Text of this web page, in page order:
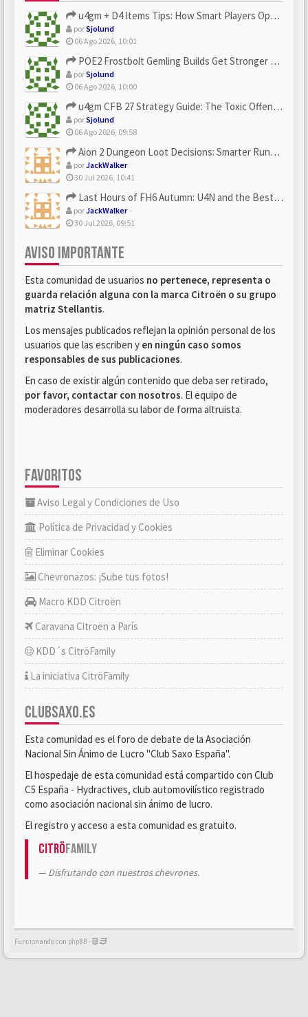
u4gm + D4 Items Tips: How Smart Players Optimize Gear, Build...
porSjolund
06 Ago 2026, 10:01
POE2 Frostbolt Gemling Builds Get Stronger With u4gm’s Ice C...
porSjolund
06 Ago 2026, 10:00
u4gm CFB 27 Strategy Guide: The Toxic Offensive Scheme Your ...
porSjolund
06 Ago 2026, 09:58
Aion 2 Dungeon Loot Decisions: Smarter Runs With U4N
porJackWalker
30 Jul 2026, 10:41
Last Hours of FH6 Autumn: U4N and the Best Rewards to Grab
porJackWalker
30 Jul 2026, 09:51
AVISO IMPORTANTE
Esta comunidad de usuarios no pertenece, representa o
guarda relación alguna con la marca Citroën o su grupo
matriz Stellantis.
Los mensajes publicados reflejan la opinión personal de los
usuarios que las escriben y en ningún caso somos
responsables de sus publicaciones.
En caso de existir algún contenido que deba ser retirado,
por favor, contactar con nosotros. El equipo de
moderadores desarrolla su labor de forma altruista.
FAVORITOS
Aviso Legal y Condiciones de Uso
Política de Privacidad y Cookies
Eliminar Cookies
Chevronazos: ¡Sube tus fotos!
Macro KDD Citroën
Caravana Citroën a París
KDD´s CitröFamily
La iniciativa CitröFamily
CLUBSAXO.ES
Esta comunidad es el foro de debate de la Asociación
Nacional Sin Ánimo de Lucro "Club Saxo España".
El hospedaje de esta comunidad está compartido con Club
C5 España - Hydractives, club automovilístico registrado
como asociación nacional sin ánimo de lucro.
El registro y acceso a esta comunidad es gratuito.
CitröFamily
Disfrutando con nuestros chevrones.
Funcionando con phpBB -